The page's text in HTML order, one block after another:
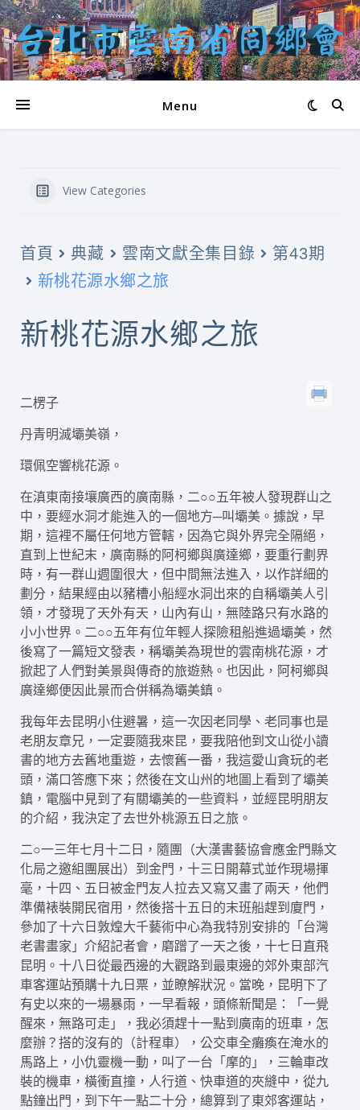
Menu
View Categories
首頁 典藏 雲南文獻全集目錄 第43期
新桃花源水鄉之旅
新桃花源水鄉之旅
二楞子
丹青明滅壩美嶺，
環佩空響桃花源。
在滇東南接壤廣西的廣南縣，二○○五年被人發現群山之
中，要經水洞才能進入的一個地方─叫壩美。據說，早
期，這裡不屬任何地方管轄，因為它與外界完全隔絕，
直到上世紀末，廣南縣的阿柯鄉與廣達鄉，要重行劃界
時，有一群山週圍很大，但中間無法進入，以作詳細的
劃分，結果經由以豬槽小船經水洞出來的自稱壩美人引
領，才發現了天外有天，山內有山，無陸路只有水路的
小小世界。二○○五年有位年輕人探險租船進過壩美，然
後寫了一篇短文發表，稱壩美為現世的雲南桃花源，才
掀起了人們對美景與傳奇的旅遊熱。也因此，阿柯鄉與
廣達鄉便因此景而合併稱為壩美鎮。
我每年去昆明小住避暑，這一次因老同學、老同事也是
老朋友章兄，一定要隨我來昆，要我陪他到文山從小讀
書的地方去舊地重遊，去懷舊一番，我這愛山貪玩的老
頭，滿口答應下來；然後在文山州的地圖上看到了壩美
鎮，電腦中見到了有關壩美的一些資料，並經昆明朋友
的介紹，我決定了去世外桃源五日之旅。
二○一三年七月十二日，隨團（大漢書藝協會應金門縣文
化局之邀組團展出）到金門，十三日開幕式並作現場揮
毫，十四、五日被金門友人拉去又寫又畫了兩天，他們
準備裱裝開民宿用，然後搭十五日的末班船趕到廈門，
參加了十六日敦煌大千藝術中心為我特別安排的「台灣
老書畫家」介紹記者會，磨蹭了一天之後，十七日直飛
昆明。十八日從最西邊的大觀路到最東邊的郊外東部汽
車客運站預購十九日票，並瞭解狀況。當晚，昆明下了
有史以來的一場暴雨，一早看報，頭條新聞是：「一覺
醒來，無路可走」，我必須趕十一點到廣南的班車，怎
麼辦？搭的沒有的（計程車），公交車全癱瘓在淹水的
馬路上，小仇靈機一動，叫了一台「摩的」，三輪車改
裝的機車，橫衝直撞，人行道、快車道的夾縫中，從九
點鐘出門，到下午一點二十分，總算到了東郊客運站，